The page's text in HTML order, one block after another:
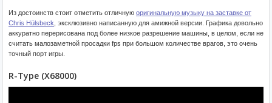
Из достоинств стоит отметить отличную оригинальную музыку на заставке от
Chris Hülsbeck , эксклюзивно написанную для амижной версии. Графика довольно
аккуратно перерисована под более низкое разрешение машины, в целом, если не
считать малозаметной просадки fps при большом количестве врагов, это очень
точный порт игры.
R-Type (X68000)